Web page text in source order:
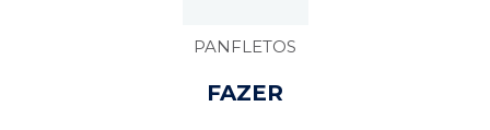
PANFLETOS
FAZER